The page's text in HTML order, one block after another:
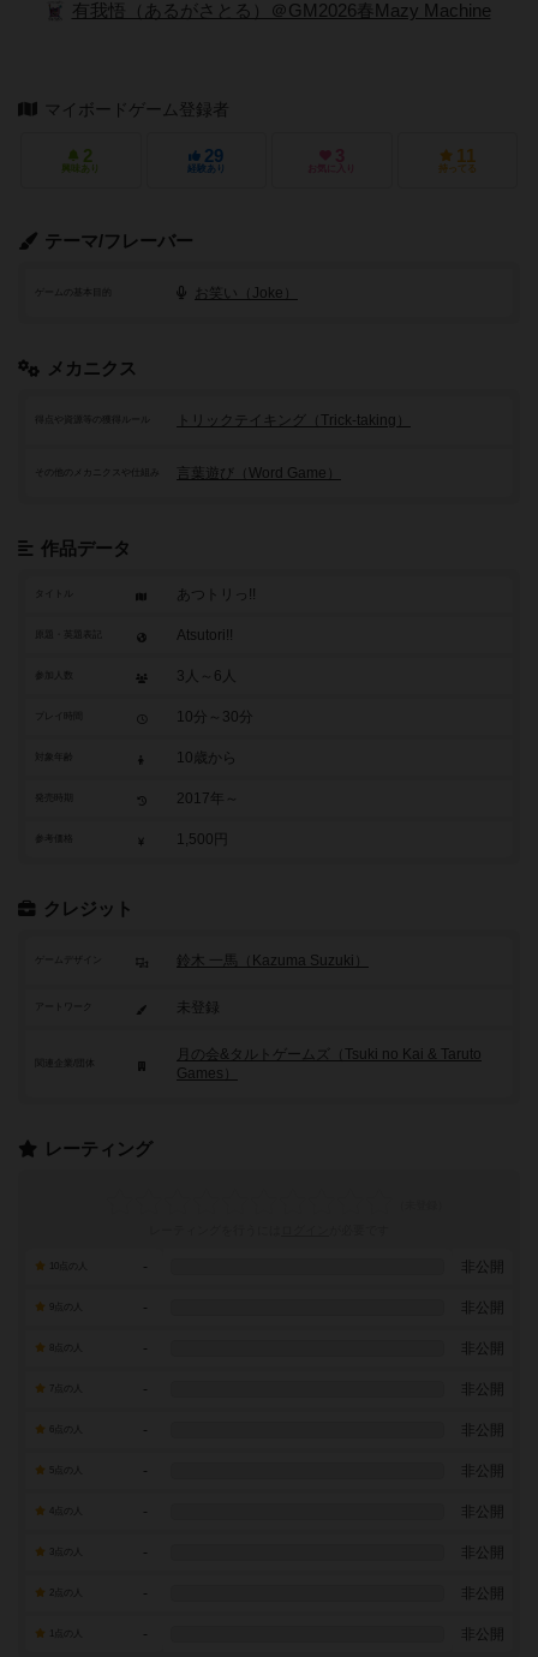
有我悟（あるがさとる）＠GM2026春Mazy Machine
マイボードゲーム登録者
2
興味あり
29
経験あり
3
お気に入り
11
持ってる
テーマ/フレーバー
ゲームの基本目的 お笑い（Joke）
メカニクス
トリックテイキング（Trick-taking）
その他のメカニクスや仕組み 言葉遊び（Word Game）
作品データ
タイトル あつトリっ!!
Atsutori!!
参加人数 3人～6人
10分～30分
10歳から
2017年～
参考価格 1,500円
クレジット
ゲームデザイン 鈴木 一馬（Kazuma Suzuki）
アートワーク 未登録
月の会&タルトゲームズ（Tsuki no Kai & Taruto
Games）
レーティング
- 非公開
- 非公開
- 非公開
7点の人 - 非公開
- 非公開
- 非公開
- 非公開
- 非公開
- 非公開
- 非公開